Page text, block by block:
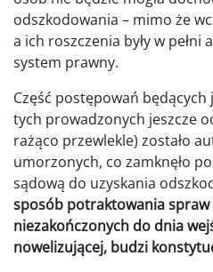
odszkodowania – mimo że
a ich roszczenia były w pełni
system prawny.
Część postępowań
tych prowadzonych jeszcze
rażąco przewlekle) zostało
umorzonych, co zamknęło
sądową do uzyskania
sposób potraktowania spraw
niezakończonych do dnia
nowelizującej, budzi